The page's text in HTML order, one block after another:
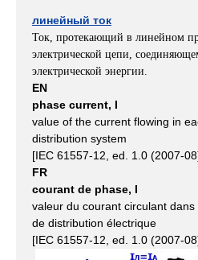
линейный ток
Ток, протекающий в линейном
электрической цепи,
электрической энергии.
EN
phase current, I
value of the current flowing in
distribution system
[IEC 61557-12, ed. 1.0 (2007-
FR
courant de phase, I
valeur du courant circulant dans
de distribution électrique
[IEC 61557-12, ed. 1.0 (2007-